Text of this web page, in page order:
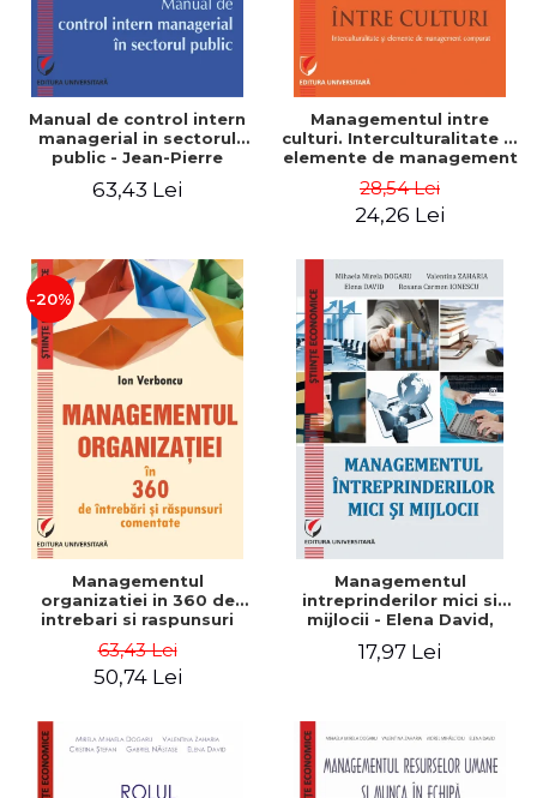
Manual de control intern
managerial in sectorul
public - Jean-Pierre
63,43 Lei
Managementul intre
culturi. Interculturalitate si
elemente de management
Dumitrascu
28,54 Lei
24,26 Lei
-20%
Managementul
organizatiei in 360 de
intrebari si raspunsuri
63,43 Lei
50,74 Lei
Managementul
intreprinderilor mici si
mijlocii - Elena David,
Roxana Carmen Ionescu,
17,97 Lei